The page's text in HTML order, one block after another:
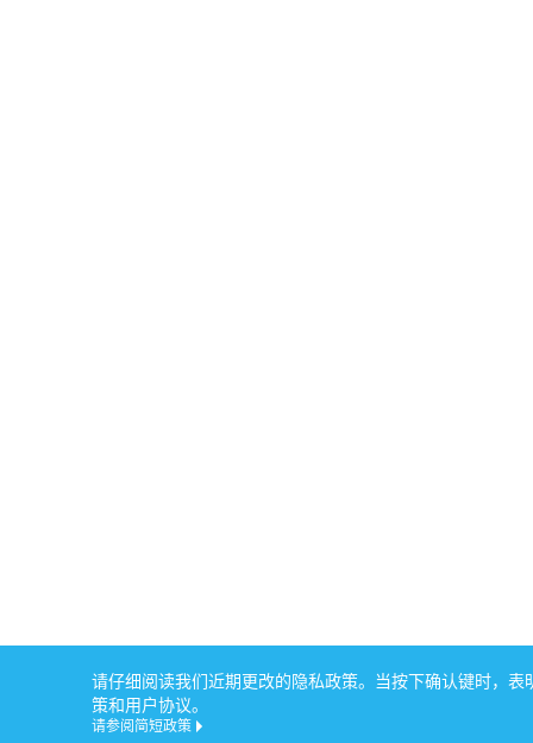
请仔细阅读我们近期更改的隐私政策。当按下确认键时，
策和用户协议。
请参阅简短政策